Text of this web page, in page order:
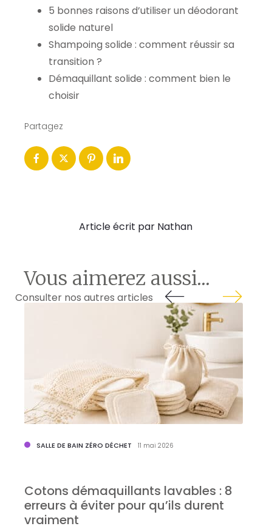
5 bonnes raisons d’utiliser un déodorant
solide naturel
Shampoing solide : comment réussir sa
transition ?
Démaquillant solide : comment bien le
choisir
Partagez
Article écrit par Nathan
Vous aimerez aussi...
Consulter nos autres articles
SALLE DE BAIN ZÉRO DÉCHET 11 mai 2026
Cotons démaquillants lavables : 8
erreurs à éviter pour qu’ils durent
vraiment